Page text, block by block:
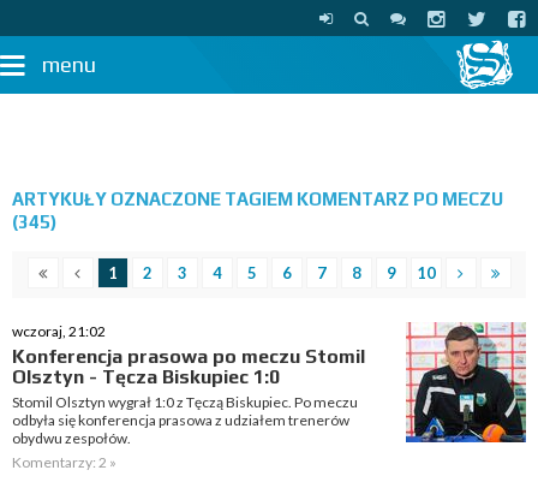
menu
ARTYKUŁY OZNACZONE TAGIEM KOMENTARZ PO MECZU
(345)
1 2 3 4 5 6 7 8 9 10
wczoraj, 21:02
Konferencja prasowa po meczu Stomil
Olsztyn - Tęcza Biskupiec 1:0
Stomil Olsztyn wygrał 1:0 z Tęczą Biskupiec. Po meczu
odbyła się konferencja prasowa z udziałem trenerów
obydwu zespołów.
Komentarzy: 2 »